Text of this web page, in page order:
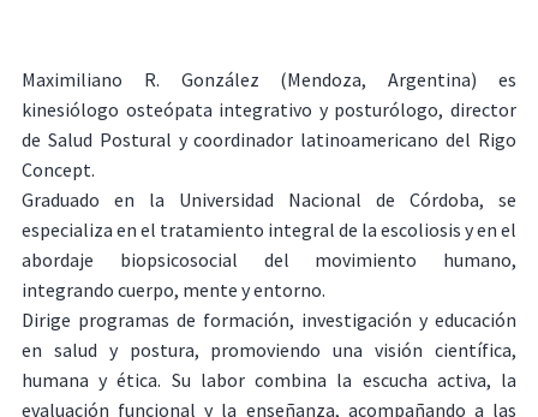
Maximiliano R. González (Mendoza, Argentina) es
kinesiólogo osteópata integrativo y posturólogo, director
de Salud Postural y coordinador latinoamericano del Rigo
Concept.
Graduado en la Universidad Nacional de Córdoba, se
especializa en el tratamiento integral de la escoliosis y en el
abordaje biopsicosocial del movimiento humano,
integrando cuerpo, mente y entorno.
Dirige programas de formación, investigación y educación
en salud y postura, promoviendo una visión científica,
humana y ética. Su labor combina la escucha activa, la
evaluación funcional y la enseñanza, acompañando a las